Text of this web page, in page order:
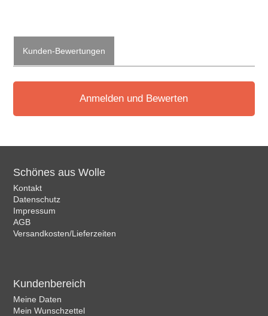
Kunden-Bewertungen
Anmelden und Bewerten
Schönes aus Wolle
Kontakt
Datenschutz
Impressum
AGB
Versandkosten/Lieferzeiten
Kundenbereich
Meine Daten
Mein Wunschzettel